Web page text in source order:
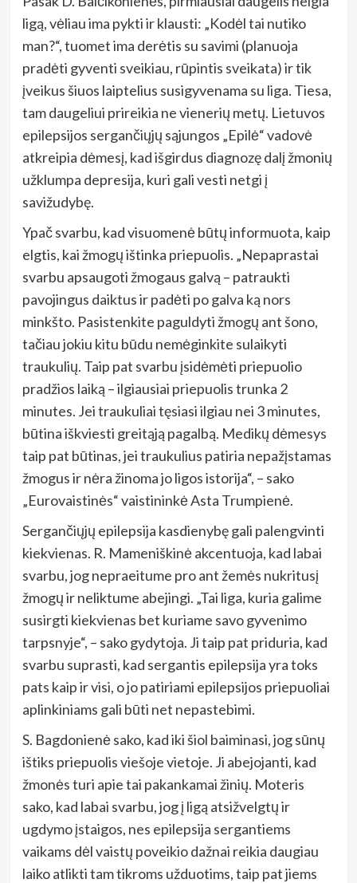
ligą, vėliau ima pykti ir klausti: „Kodėl tai nutiko
man?“, tuomet ima derėtis su savimi (planuoja
pradėti gyventi sveikiau, rūpintis sveikata) ir tik
įveikus šiuos laiptelius susigyvenama su liga. Tiesa,
tam daugeliui prireikia ne vienerių metų. Lietuvos
epilepsijos sergančiųjų sąjungos „Epilė“ vadovė
atkreipia dėmesį, kad išgirdus diagnozę dalį žmonių
užklumpa depresija, kuri gali vesti netgi į
savižudybę.
Ypač svarbu, kad visuomenė būtų informuota, kaip
elgtis, kai žmogų ištinka priepuolis. „Nepaprastai
svarbu apsaugoti žmogaus galvą – patraukti
pavojingus daiktus ir padėti po galva ką nors
minkšto. Pasistenkite paguldyti žmogų ant šono,
tačiau jokiu kitu būdu nemėginkite sulaikyti
traukulių. Taip pat svarbu įsidėmėti priepuolio
pradžios laiką – ilgiausiai priepuolis trunka 2
minutes. Jei traukuliai tęsiasi ilgiau nei 3 minutes,
būtina iškviesti greitąją pagalbą. Medikų dėmesys
taip pat būtinas, jei traukulius patiria nepažįstamas
žmogus ir nėra žinoma jo ligos istorija“, – sako
„Eurovaistinės“ vaistininkė Asta Trumpienė.
Sergančiųjų epilepsija kasdienybę gali palengvinti
kiekvienas. R. Mameniškinė akcentuoja, kad labai
svarbu, jog nepraeitume pro ant žemės nukritusį
žmogų ir neliktume abejingi. „Tai liga, kuria galime
susirgti kiekvienas bet kuriame savo gyvenimo
tarpsnyje“, – sako gydytoja. Ji taip pat priduria, kad
svarbu suprasti, kad sergantis epilepsija yra toks
pats kaip ir visi, o jo patiriami epilepsijos priepuoliai
aplinkiniams gali būti net nepastebimi.
S. Bagdonienė sako, kad iki šiol baiminasi, jog sūnų
ištiks priepuolis viešoje vietoje. Ji abejojanti, kad
žmonės turi apie tai pakankamai žinių. Moteris
sako, kad labai svarbu, jog į ligą atsižvelgtų ir
ugdymo įstaigos, nes epilepsija sergantiems
vaikams dėl vaistų poveikio dažnai reikia daugiau
laiko atlikti tam tikroms užduotims, taip pat jiems